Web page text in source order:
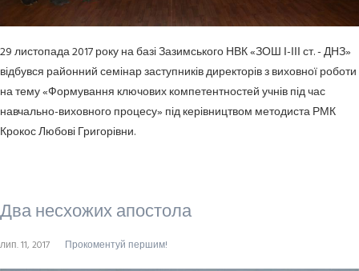
29 листопада 2017 року на базі Зазимського НВК «ЗОШ І-ІІІ ст. - ДНЗ»
відбувся районний семінар заступників директорів з виховної роботи
на тему «Формування ключових компетентностей учнів під час
навчально-виховного процесу» під керівництвом методиста РМК
Крокос Любові Григорівни.
Два несхожих апостола
лип. 11, 2017 Прокоментуй першим!